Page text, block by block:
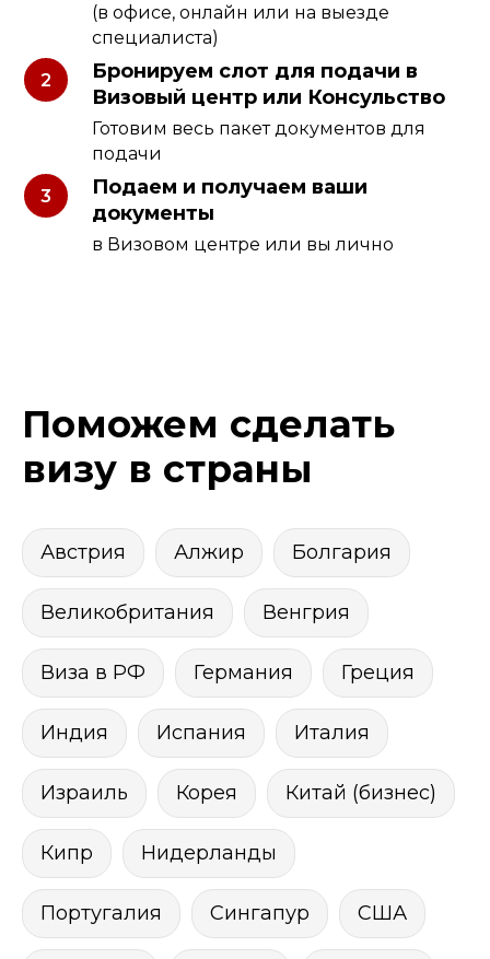
(в офисе, онлайн или на выезде
специалиста)
Бронируем слот для подачи в
Визовый центр или Консульство
Готовим весь пакет документов для
подачи
Подаем и получаем ваши
документы
в Визовом центре или вы лично
Поможем сделать
визу в страны
Австрия Алжир Болгария
Великобритания Венгрия
Виза в РФ Германия Греция
Индия Испания Италия
Израиль Корея Китай (бизнес)
Кипр Нидерланды
Португалия Сингапур США